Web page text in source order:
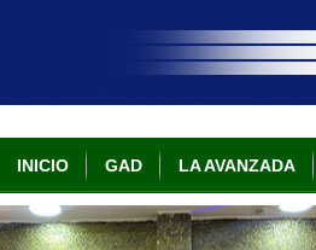
INICIO GAD LA AVANZADA